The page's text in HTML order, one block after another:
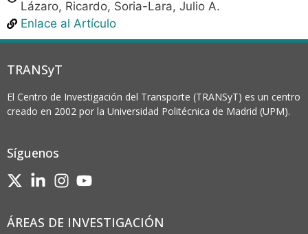
Lázaro, Ricardo, Soria-Lara, Julio A.
Enlace al Artículo
TRANSyT
El Centro de Investigación del Transporte (TRANSyT) es un centro
creado en 2002 por la Universidad Politécnica de Madrid (UPM).
Síguenos
ÁREAS DE INVESTIGACIÓN